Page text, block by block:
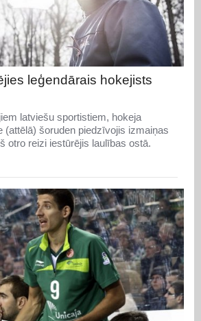
leģendārais hokejists
latviešu sportistiem, hokeja
(attēlā) šoruden piedzīvojis izmaiņas
otro reizi iestūrējis laulības ostā.